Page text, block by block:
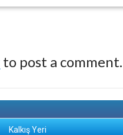
to post a comment.
Kalkış Yeri